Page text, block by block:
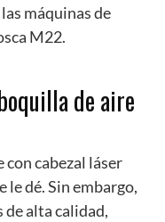
máquinas de
M22.
de aire
con cabezal láser
le dé. Sin embargo,
alta calidad,